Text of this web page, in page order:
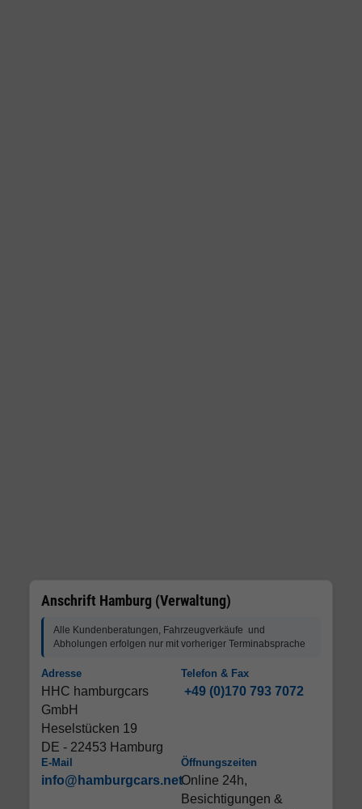
Anschrift Hamburg (Verwaltung)
Alle Kundenberatungen, Fahrzeugverkäufe und
Abholungen erfolgen nur mit vorheriger Terminabsprache
Adresse
HHC hamburgcars
GmbH
Heselstücken 19
DE - 22453 Hamburg
Telefon & Fax
+49 (0)170 793 7072
E-Mail
info@hamburgcars.net
Öffnungszeiten
Online 24h,
Besichtigungen &